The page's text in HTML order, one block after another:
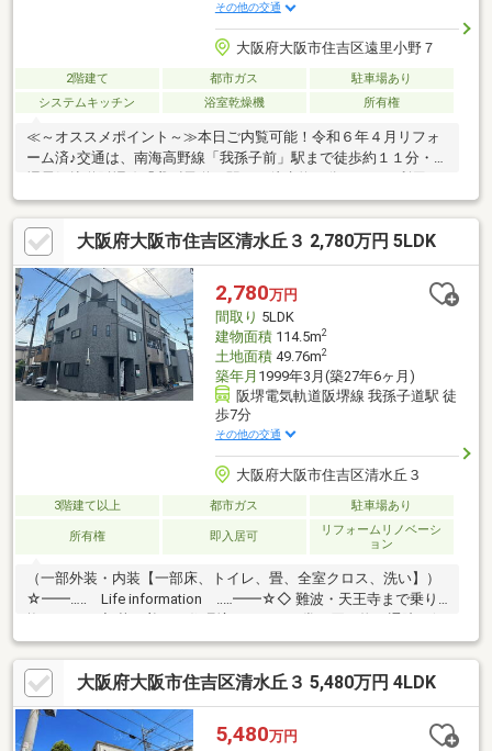
その他の交通
大阪府大阪市住吉区遠里小野７
2階建て 都市ガス
駐車場あり
システムキッチン
浴室乾燥機 所有権
≪～オススメポイント～≫本日ご内覧可能！令和６年４月リフォ
ーム済♪交通は、南海高野線「我孫子前」駅まで徒歩約１１分・阪
能♪毎日の通勤・通学に便利ですね♪ファミリーにおすすめの５Ｌ
ＤＫ+２ロフトのお住まい！ライフスタイルや家族構成に合わせ
て多目的にご使用いただけます♪前面道路約６ｍ！運転が苦手な方
も安心ですね♪≪～利便性よい周辺環境～≫◆小学校…遠里小野小
学校まで徒歩６分◆中学校…大和川中学校まで徒歩９分◆スーパ
ー…食鮮館アプロ安立店まで徒歩１０分◆コンビニ…ローソン遠里
小野店まで徒歩５分
大阪府大阪市住吉区清水丘３ 2,780万円 5LDK
2,780万円
間取り 5LDK
建物面積114.5m2
土地面積49.76m2
築年月 1999年3月(築27年6ヶ月)
阪堺電気軌道阪堺線 我孫子道駅 徒
歩7分
その他の交通
大阪府大阪市住吉区清水丘３
3階建て以上 都市ガス 駐車場あり
所有権 即入居可
リフォームリノベーシ
ョン
（一部外装・内装【一部床、トイレ、畳、全室クロス、洗い】）
☆━━…‥ Life information ‥…━━☆◇ 難波・天王寺まで乗り
換えなし！◇ 落ち着いた住環境ながら、日常の買い物や通院も便
利◇ 生活利便性が高く近隣にはスーパー・病院・学校が近く 子育
てからシニアまで住みやすい下町！◇ 電車で約15分。浜寺公園へ
自然を感じるゆとりの休日！◇ 公園や住吉大社までも近く、のび
のび子育てにもピッタリ◆間取り広々５LDK！◆家族が多くても
一人ずつお部屋があります。◆角地で明るいお家！
大阪府大阪市住吉区清水丘３ 5,480万円 4LDK
5,480万円